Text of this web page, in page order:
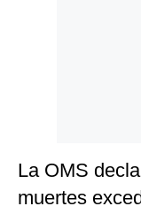
La OMS
muertes